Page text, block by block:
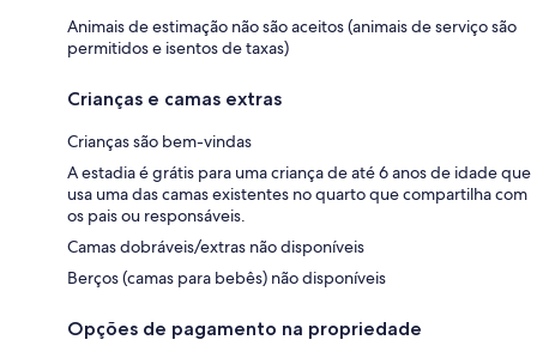
Animais de estimação não são aceitos (animais de serviço são
permitidos e isentos de taxas)
Crianças e camas extras
Crianças são bem-vindas
A estadia é grátis para uma criança de até 6 anos de idade que
usa uma das camas existentes no quarto que compartilha com
os pais ou responsáveis.
Camas dobráveis/extras não disponíveis
Berços (camas para bebês) não disponíveis
Opções de pagamento na propriedade